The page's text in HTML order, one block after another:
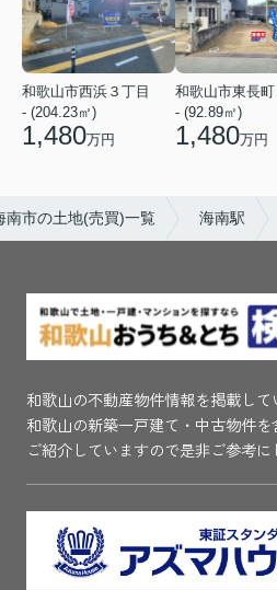
和歌山市西浜３丁目
- (204.23㎡)
1,480万円
和歌山市東長町
- (92.89㎡)
1,480万円
南市の土地(売買)一覧 海南駅
和歌山の不動産物件情報を掲載して
和歌山の新築一戸建て・中古物件を
ご紹介していますので是非ご参考に